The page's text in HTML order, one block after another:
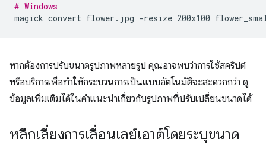
# Windows
magick convert flower.jpg -resize 200x100
หากต้องการปรับขนาดรูปภาพหลายรูป คุณอาจพบว่าการใช้สคริปต์
หรือบริการเพื่อทำให้กระบวนการเป็นแบบอัตโนมัติจะสะดวกกว่า ดู
ข้อมูลเพิ่มเติมได้ในคำแนะนำเกี่ยวกับรูปภาพที่ปรับเปลี่ยนขนาดได้
หลีกเลี่ยงการเลื่อนเลย์เอาต์โดยระบุขนาด